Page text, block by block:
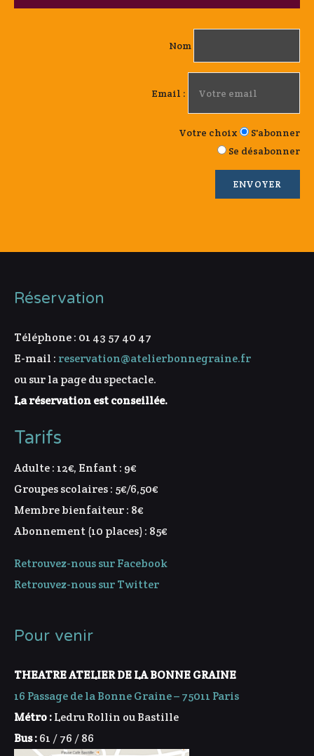
Nom
Email :
Votre choix
S'abonner
Se désabonner
Réservation
Téléphone : 01 43 57 40 47
E-mail : reservation@atelierbonnegraine.fr
ou sur la page du spectacle.
La réservation est conseillée.
Tarifs
Adulte : 12€, Enfant : 9€
Groupes scolaires : 5€/6,50€
Membre bienfaiteur : 8€
Abonnement (10 places) : 85€
Retrouvez-nous sur Facebook
Retrouvez-nous sur Twitter
Pour venir
THEATRE ATELIER DE LA BONNE GRAINE
16 Passage de la Bonne Graine – 75011 Paris
Métro :Ledru Rollin ou Bastille
Bus :61 / 76 / 86